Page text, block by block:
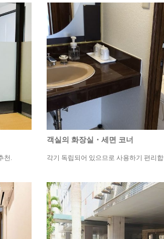
천.
객실의 화장실・세면 코너
각기 독립되어 있으므로 사용하기 편리합